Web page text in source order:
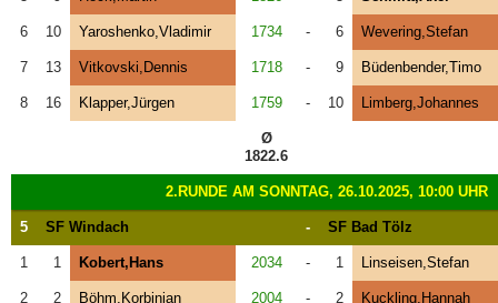
6 10 Yaroshenko,Vladimir 1734 - 6 Wevering,Stefan
7 13 Vitkovski,Dennis 1718 - 9 Büdenbender,Timo
8 16 Klapper,Jürgen 1759 - 10 Limberg,Johannes
Ø
1822.6
2.RUNDE AM SONNTAG, 26.10.2025, 10:00 UHR
5 SF Windach - SF Bad Tölz
1 1 Kobert,Hans 2034 - 1 Linseisen,Stefan
2 2 Böhm,Korbinian 2004 - 2 Kuckling,Hannah